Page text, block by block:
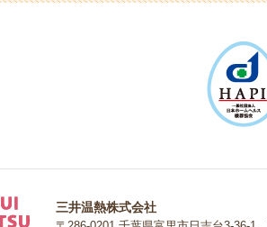
三井温熱株式会社
三井温熱株式会社